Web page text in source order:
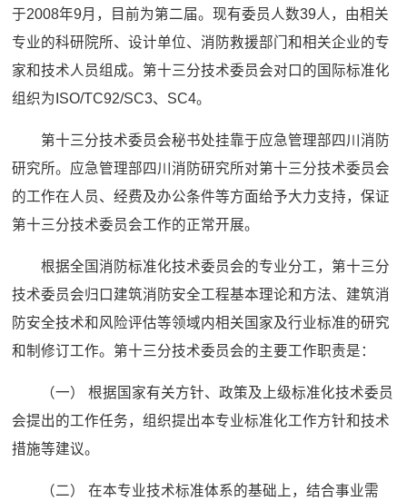
于2008年9月，目前为第二届。现有委员人数39人，由相关
专业的科研院所、设计单位、消防救援部门和相关企业的专
家和技术人员组成。第十三分技术委员会对口的国际标准化
组织为ISO/TC92/SC3、SC4。
第十三分技术委员会秘书处挂靠于应急管理部四川消防
研究所。应急管理部四川消防研究所对第十三分技术委员会
的工作在人员、经费及办公条件等方面给予大力支持，保证
第十三分技术委员会工作的正常开展。
根据全国消防标准化技术委员会的专业分工，第十三分
技术委员会归口建筑消防安全工程基本理论和方法、建筑消
防安全技术和风险评估等领域内相关国家及行业标准的研究
和制修订工作。第十三分技术委员会的主要工作职责是：
（一） 根据国家有关方针、政策及上级标准化技术委员
会提出的工作任务，组织提出本专业标准化工作方针和技术
措施等建议。
（二） 在本专业技术标准体系的基础上，结合事业需